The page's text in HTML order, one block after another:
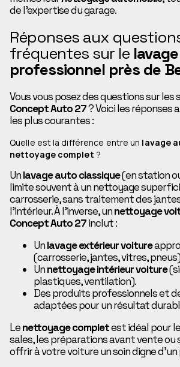
de l’expertise du garage.
Réponses aux
fréquentes sur le
professionnel près de
Vous vous posez des questions sur les
Concept Auto 27? Voici les réponses
les plus courantes :
Quelle est la différence entre un lavage
nettoyage complet ?
Unlavage auto classique(en station
limite souvent à un nettoyage
carrosserie, sans traitement des
l’intérieur. À l’inverse, unnettoyage
Concept Auto 27inclut :
Unlavage extérieur voiture
(carrosserie, jantes, vitres,
Unnettoyage intérieur voiture
plastiques, ventilation).
Des produits professionnels et
adaptées pour un résultat
Lenettoyage completest idéal pour
sales, les préparations avant vente ou
offrir à votre voiture un soin digne